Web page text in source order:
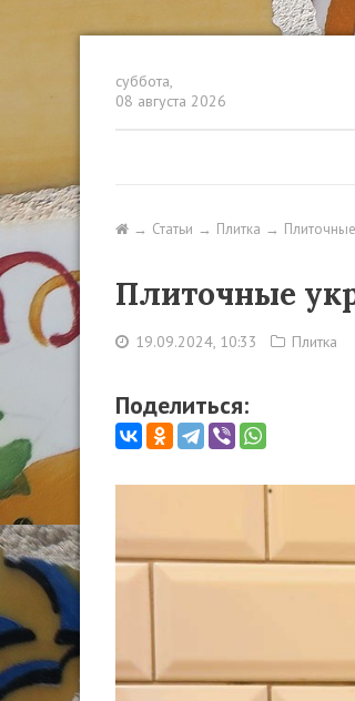
суббота,
08 августа 2026
Статьи Плитка
Плиточные
19.09.2024, 10:33 Плитка
Поделиться: